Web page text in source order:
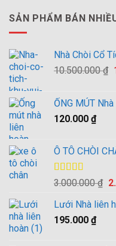
SẢN PHẨM BÁN
Nhà Chòi Cổ
10.500.000₫
ỐNG MÚT
120.000 ₫
Ô TÔ CHÒI
Được xếp
5 sao
3.000.000₫
là:
Lưới Nhà liên
195.000 ₫